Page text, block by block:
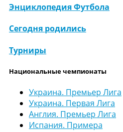
Энциклопедия Футбола
Сегодня родились
Турниры
Национальные чемпионаты
Украина. Премьер Лига
Украина. Первая Лига
Англия. Премьер Лига
Испания. Примера